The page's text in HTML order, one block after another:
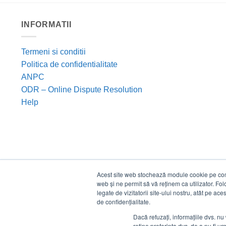
Acest site web stochează module cookie pe
web și ne permit să vă reținem ca utilizator.
legate de vizitatorii site-ului nostru, atât pe
de confidențialitate.
Dacă refuzați, informațiile dvs.
INFORMATII
Termeni si conditii
Politica de confidentialitate
ANPC
ODR – Online Dispute Resolution
Help